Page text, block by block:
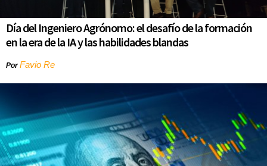
Día del Ingeniero Agrónomo: el desafío de la formación
en la era de la IA y las habilidades blandas
PorFavio Re